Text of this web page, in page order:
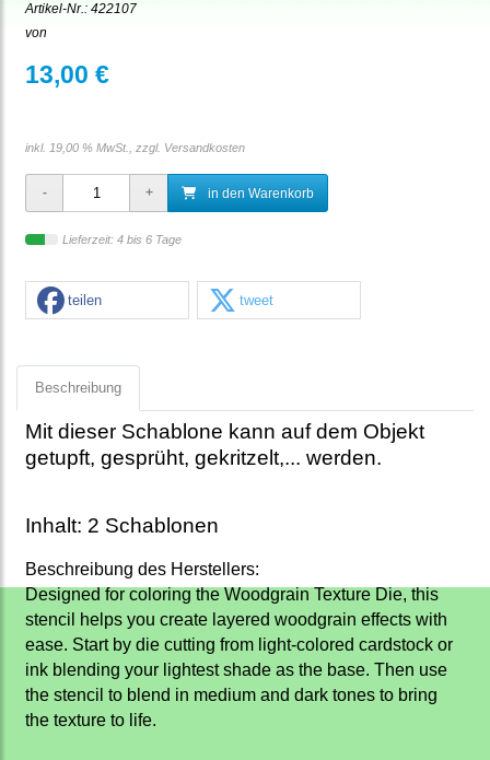
Artikel-Nr.: 422107
von
13,00 €
inkl. 19,00 % MwSt., zzgl. Versandkosten
in den Warenkorb
Lieferzeit: 4 bis 6 Tage
teilen tweet
Beschreibung
Mit dieser Schablone kann auf dem Objekt
getupft, gesprüht, gekritzelt,... werden.
Inhalt: 2 Schablonen
Beschreibung des Herstellers:
Designed for coloring the Woodgrain Texture Die, this
stencil helps you create layered woodgrain effects with
ease. Start by die cutting from light-colored cardstock or
ink blending your lightest shade as the base. Then use
the stencil to blend in medium and dark tones to bring
the texture to life.